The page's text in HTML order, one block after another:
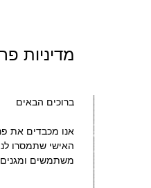
מדיניות
ברוכים הבאים
אנו מכבדים את
האישי שתמסרו
משתמשים